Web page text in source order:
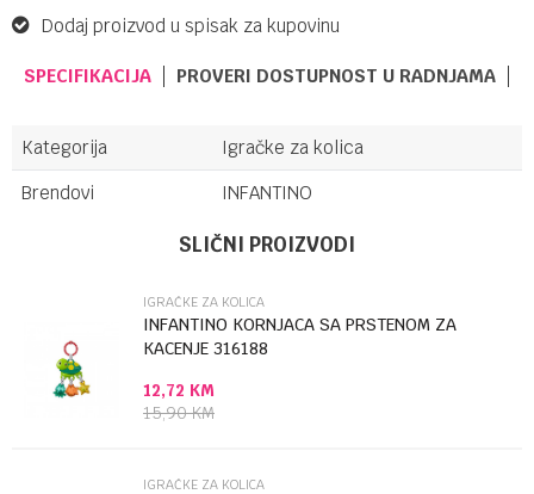
Dodaj proizvod u spisak za kupovinu
SPECIFIKACIJA PROVERI DOSTUPNOST U RADNJAMA
Kategorija
Igračke za kolica
Brendovi
INFANTINO
Poruka
SLIČNI PROIZVODI
IGRAČKE ZA KOLICA
INFANTINO KORNJACA SA PRSTENOM ZA
KACENJE 316188
12,72 KM
15,90KM
IGRAČKE ZA KOLICA